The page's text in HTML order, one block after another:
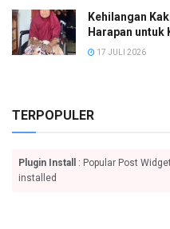
Kehilangan
Harapan untuk
17 JULI 2026
TERPOPULER
Plugin Install
: Popular Post
installed